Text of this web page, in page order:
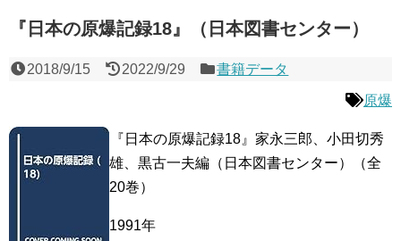
『日本の原爆記録18』（日本図書センター）
2018/9/15 2022/9/29 書籍データ
原爆
『日本の原爆記録18』家永三郎、小田切秀
雄、黒古一夫編（日本図書センター）（全
20巻）
1991年